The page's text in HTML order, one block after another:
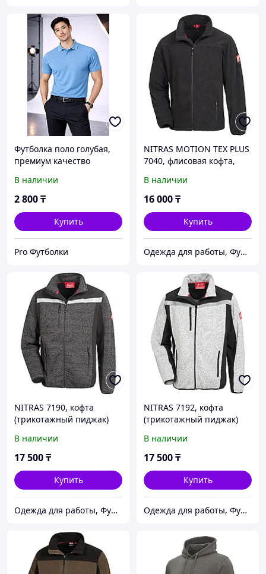
Футболка поло голубая,
премиум качество
В наличии
2 800₸
Купить
Pro Футболки
NITRAS MOTION TEX PLUS
7040, флисовая кофта,
В наличии
16 000₸
Купить
Одежда для работы, Функциональная одежда, СИЗ, Аксессуары, Средства для промывания глаз.
NITRAS 7190, кофта
(трикотажный пиджак)
В наличии
17 500₸
Купить
Одежда для работы, Функциональная одежда, СИЗ, Аксессуары, Средства для промывания глаз.
NITRAS 7192, кофта
(трикотажный пиджак)
В наличии
17 500₸
Купить
Одежда для работы, Функциональная одежда, СИЗ, Аксессуары, Средства для промывания глаз.